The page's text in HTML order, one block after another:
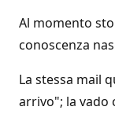
Al momento
conoscenza
La stessa mail
arrivo"; la vado